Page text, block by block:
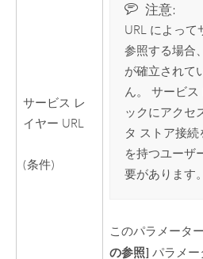
サービス レ
イヤー URL
(条件)
注意:
URL によって
参照する場合
が確立されて
ん。 サービス
ックにアクセ
タ ストア接
を持つユーザ
要があります。
このパラメーター
の参照] パラメー